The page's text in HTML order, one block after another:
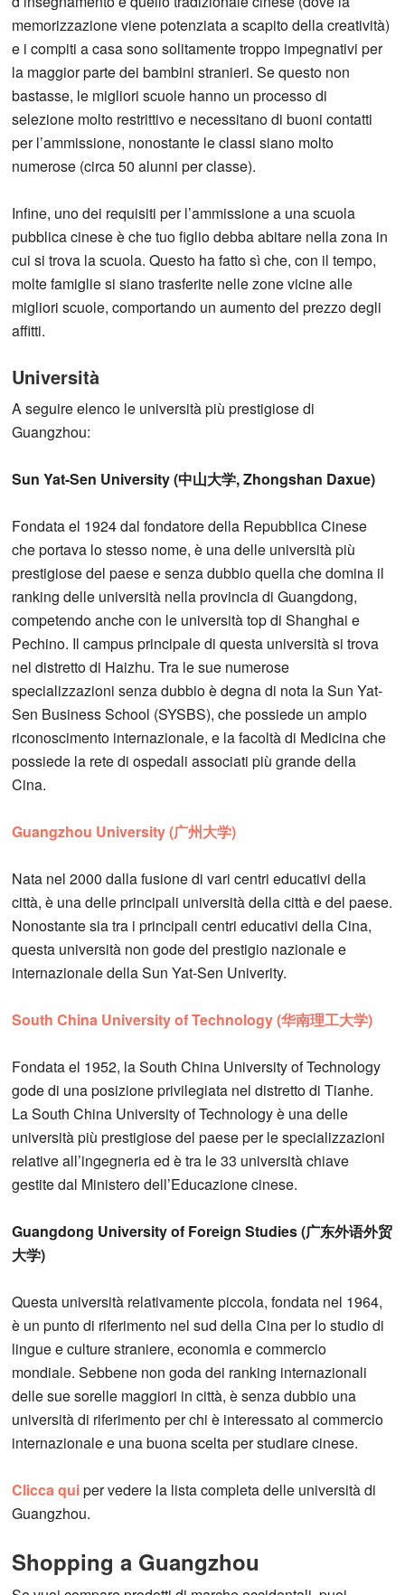
memorizzazione viene potenziata a scapito della creatività)
e i compiti a casa sono solitamente troppo impegnativi per
la maggior parte dei bambini stranieri. Se questo non
bastasse, le migliori scuole hanno un processo di
selezione molto restrittivo e necessitano di buoni contatti
per l’ammissione, nonostante le classi siano molto
numerose (circa 50 alunni per classe).
Infine, uno dei requisiti per l’ammissione a una scuola
pubblica cinese è che tuo figlio debba abitare nella zona in
cui si trova la scuola. Questo ha fatto sì che, con il tempo,
molte famiglie si siano trasferite nelle zone vicine alle
migliori scuole, comportando un aumento del prezzo degli
affitti.
Università
A seguire elenco le università più prestigiose di
Guangzhou:
Sun Yat-Sen University (中山大学, Zhongshan Daxue)
Fondata el 1924 dal fondatore della Repubblica Cinese
che portava lo stesso nome, è una delle università più
prestigiose del paese e senza dubbio quella che domina il
ranking delle università nella provincia di Guangdong,
competendo anche con le università top di Shanghai e
Pechino. Il campus principale di questa università si trova
nel distretto di Haizhu. Tra le sue numerose
specializzazioni senza dubbio è degna di nota la Sun Yat-
Sen Business School (SYSBS), che possiede un ampio
riconoscimento internazionale, e la facoltà di Medicina che
possiede la rete di ospedali associati più grande della
Cina.
Guangzhou University (广州大学)
Nata nel 2000 dalla fusione di vari centri educativi della
città, è una delle principali università della città e del paese.
Nonostante sia tra i principali centri educativi della Cina,
questa università non gode del prestigio nazionale e
internazionale della Sun Yat-Sen Univerity.
South China University of Technology (华南理工大学)
Fondata el 1952, la South China University of Technology
gode di una posizione privilegiata nel distretto di Tianhe.
La South China University of Technology è una delle
università più prestigiose del paese per le specializzazioni
relative all’ingegneria ed è tra le 33 università chiave
gestite dal Ministero dell’Educazione cinese.
Guangdong University of Foreign Studies (广东外语外贸
大学)
Questa università relativamente piccola, fondata nel 1964,
è un punto di riferimento nel sud della Cina per lo studio di
lingue e culture straniere, economia e commercio
mondiale. Sebbene non goda dei ranking internazionali
delle sue sorelle maggiori in città, è senza dubbio una
università di riferimento per chi è interessato al commercio
internazionale e una buona scelta per studiare cinese.
Clicca quiper vedere la lista completa delle università di
Guangzhou.
Shopping a Guangzhou